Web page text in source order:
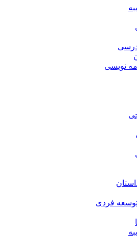
نویسی
فردی